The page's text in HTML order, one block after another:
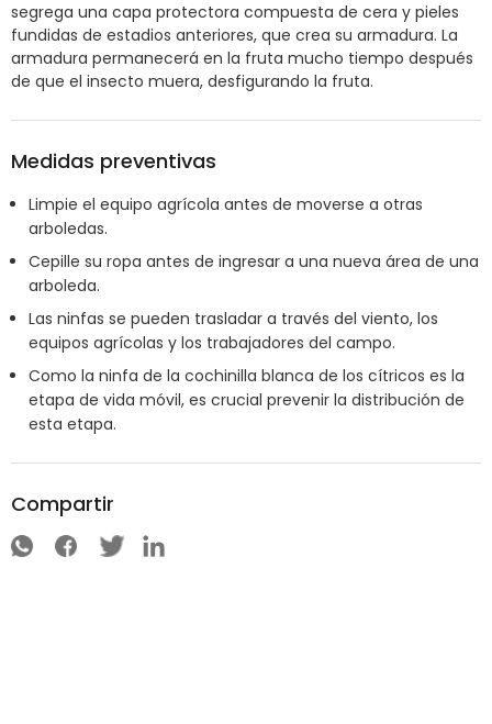
segrega una capa protectora compuesta de cera y pieles
fundidas de estadios anteriores, que crea su armadura. La
armadura permanecerá en la fruta mucho tiempo después
de que el insecto muera, desfigurando la fruta.
Medidas preventivas
Limpie el equipo agrícola antes de moverse a otras
arboledas.
Cepille su ropa antes de ingresar a una nueva área de una
arboleda.
Las ninfas se pueden trasladar a través del viento, los
equipos agrícolas y los trabajadores del campo.
Como la ninfa de la cochinilla blanca de los cítricos es la
etapa de vida móvil, es crucial prevenir la distribución de
esta etapa.
Compartir